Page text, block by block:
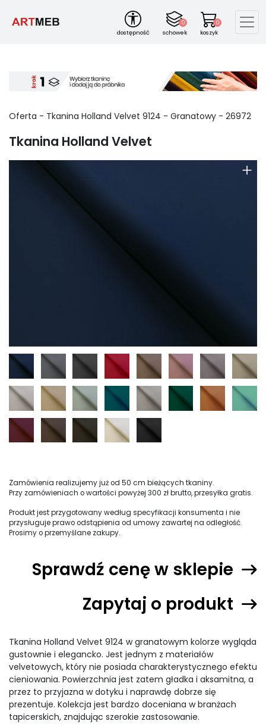
dostępność
0
schowek
0
koszyk
Oferta - Tkanina Holland Velvet 9124 - Granatowy - 26972
Tkanina Holland Velvet
+
Zamówienia realizujemy już od 50 cm bieżących tkaniny.
Przy zamówieniach o wartości powyżej 300 zł brutto, przesyłka gratis.
Produkt jest przygotowany według specyfikacji konsumenta i nie
przysługuje prawo odstąpienia od umowy zawartej na odległość.
Prosimy o przemyślane zakupy.
Sprawdź cenę w sklepie
Zapytaj o produkt
Tkanina Holland Velvet 9124 w granatowym kolorze wygląda
gustownie i elegancko. Jest jednym z materiałów
velvetowych, który nie posiada charakterystycznego efektu
cieniowania. Powierzchnia jest zatem gładka i aksamitna, a
przez to przyjazna w dotyku i naprawdę dobrze się
prezentuje. Kolekcja jest bardzo doceniana w branżach
tapicerskich, znajdując szerokie zastosowanie.